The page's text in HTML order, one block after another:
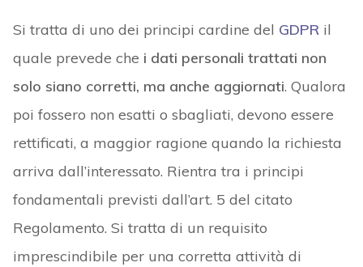
Si tratta di uno dei principi cardine del GDPRil
quale prevede che i dati personali trattati non
solo siano corretti, ma anche aggiornati. Qualora
poi fossero non esatti o sbagliati, devono essere
rettificati, a maggior ragione quando la richiesta
arriva dall’interessato. Rientra tra i principi
fondamentali previsti dall’art. 5 del citato
Regolamento. Si tratta di un requisito
imprescindibile per una corretta attività di